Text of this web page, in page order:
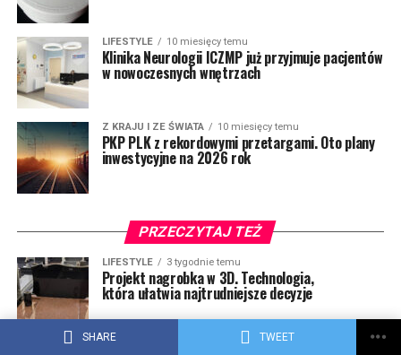
SHARE TWEET
LIFESTYLE 10 miesięcy temu
Klinika Neurologii ICZMP już przyjmuje pacjentów
w nowoczesnych wnętrzach
Z KRAJU I ZE ŚWIATA 10 miesięcy temu
PKP PLK z rekordowymi przetargami. Oto plany
inwestycyjne na 2026 rok
PRZECZYTAJ TEŻ
LIFESTYLE 3 tygodnie temu
Projekt nagrobka w 3D. Technologia,
która ułatwia najtrudniejsze decyzje